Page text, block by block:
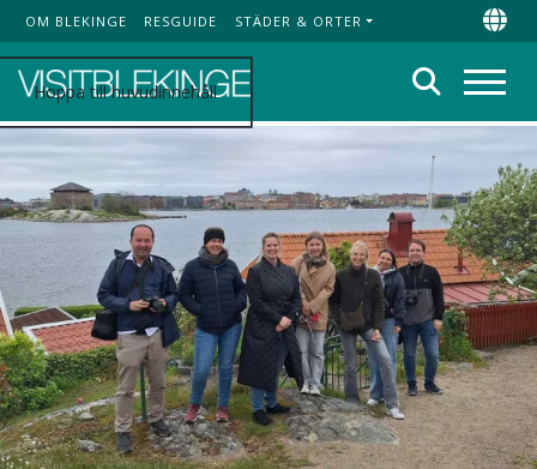
Hoppa till huvudinnehåll
Top Menu
OM BLEKINGE RESGUIDE STÄDER & ORTER
Sök